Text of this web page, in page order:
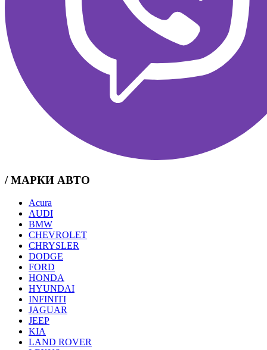
/ МАРКИ АВТО
Acura
AUDI
BMW
CHEVROLET
CHRYSLER
DODGE
FORD
HONDA
HYUNDAI
INFINITI
JAGUAR
JEEP
KIA
LAND ROVER